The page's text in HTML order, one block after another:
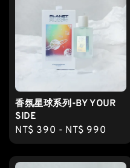
香氛星球系列-BY YOUR
SIDE
Regular
price
NT$ 390 - NT$ 990